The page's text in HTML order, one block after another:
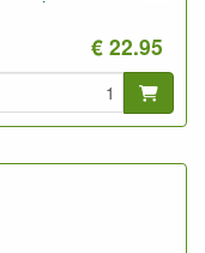
€ 22.95